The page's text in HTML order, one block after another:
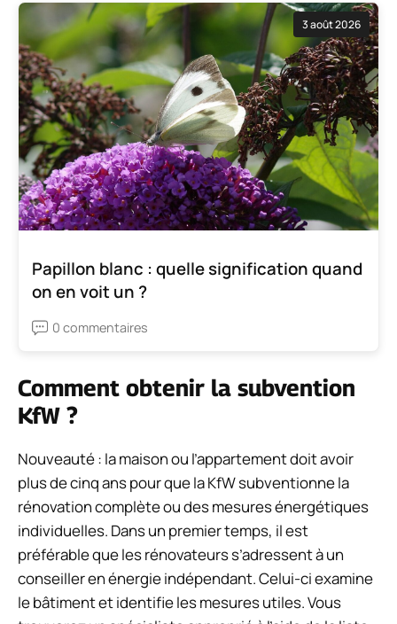
3 août 2026
Papillon blanc : quelle signification quand
on en voit un ?
0 commentaires
Comment obtenir la subvention
KfW ?
Nouveauté : la maison ou l’appartement doit avoir
plus de cinq ans pour que la KfW subventionne la
rénovation complète ou des mesures énergétiques
individuelles. Dans un premier temps, il est
préférable que les rénovateurs s’adressent à un
conseiller en énergie indépendant. Celui-ci examine
le bâtiment et identifie les mesures utiles. Vous